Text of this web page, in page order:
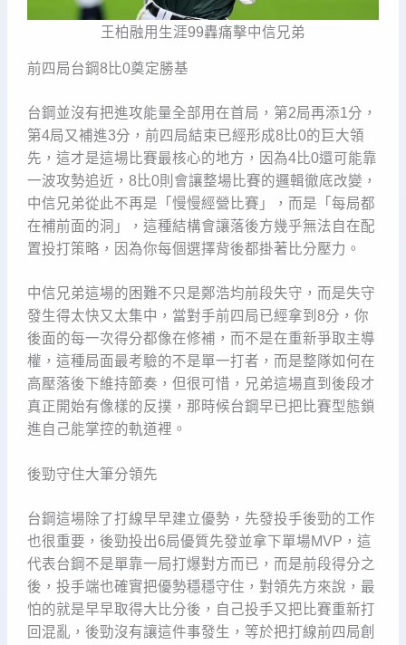
王柏融用生涯99轟痛擊中信兄弟
前四局台鋼8比0奠定勝基
台鋼並沒有把進攻能量全部用在首局，第2局再添1分，
第4局又補進3分，前四局結束已經形成8比0的巨大領
先，這才是這場比賽最核心的地方，因為4比0還可能靠
一波攻勢追近，8比0則會讓整場比賽的邏輯徹底改變，
中信兄弟從此不再是「慢慢經營比賽」，而是「每局都
在補前面的洞」，這種結構會讓落後方幾乎無法自在配
置投打策略，因為你每個選擇背後都掛著比分壓力。
中信兄弟這場的困難不只是鄭浩均前段失守，而是失守
發生得太快又太集中，當對手前四局已經拿到8分，你
後面的每一次得分都像在修補，而不是在重新爭取主導
權，這種局面最考驗的不是單一打者，而是整隊如何在
高壓落後下維持節奏，但很可惜，兄弟這場直到後段才
真正開始有像樣的反撲，那時候台鋼早已把比賽型態鎖
進自己能掌控的軌道裡。
後勁守住大筆分領先
台鋼這場除了打線早早建立優勢，先發投手後勁的工作
也很重要，後勁投出6局優質先發並拿下單場MVP，這
代表台鋼不是單靠一局打爆對方而已，而是前段得分之
後，投手端也確實把優勢穩穩守住，對領先方來說，最
怕的就是早早取得大比分後，自己投手又把比賽重新打
回混亂，後勁沒有讓這件事發生，等於把打線前四局創